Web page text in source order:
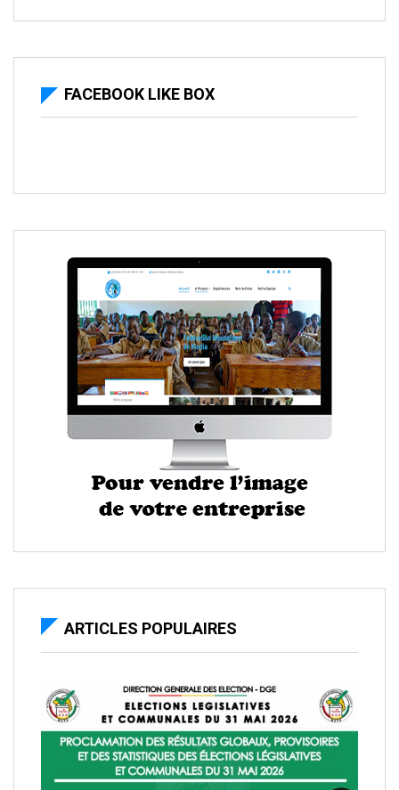
FACEBOOK LIKE BOX
ARTICLES POPULAIRES